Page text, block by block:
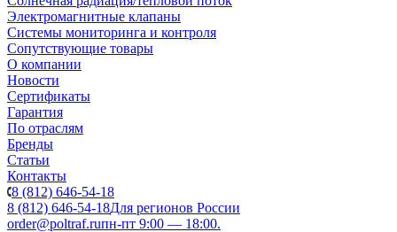
Электромагнитные клапаны
Системы мониторинга и контроля
Сопутствующие товары
О компании
Новости
Сертификаты
Гарантия
По отраслям
Бренды
Статьи
Контакты
8 (812) 646-54-18
8 (812) 646-54-18Для регионов России
order@poltraf.ruпн-пт 9:00 — 18:00.